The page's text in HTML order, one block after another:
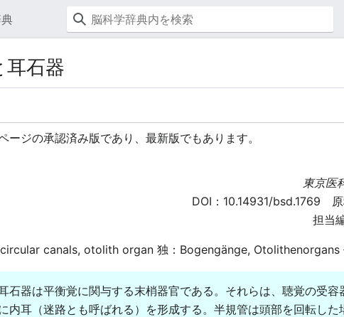
耳石器
ージの承認済み版であり、最新版でもあります。
東京医
DOI： 10.14931/bsd.1769 原
担当
canals, otolith organ 独：Bogengänge,
石器は平衡覚に関与する末梢器官である。それらは、聴覚の受容
内耳（迷路とも呼ばれる）を形成する。半規管は頭部を回転した